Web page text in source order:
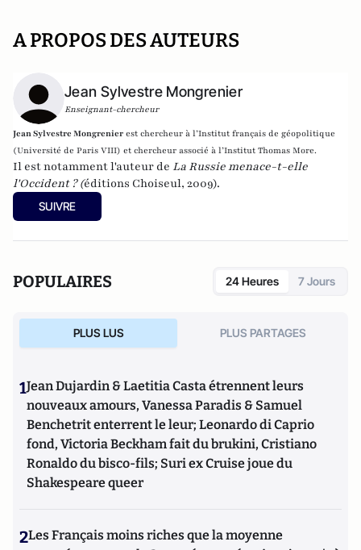
A PROPOS DES AUTEURS
Jean Sylvestre Mongrenier
Enseignant-chercheur
Jean Sylvestre Mongrenier est chercheur à l’Institut français de géopolitique
(Université de Paris VIII) et chercheur associé à l’Institut Thomas More.
Il est notamment l'auteur de La Russie menace-t-elle
l'Occident ?(éditions Choiseul, 2009).
SUIVRE
POPULAIRES 24 Heures 7 Jours
PLUS LUS PLUS PARTAGES
1Jean Dujardin & Laetitia Casta étrennent leurs
nouveaux amours, Vanessa Paradis & Samuel
Benchetrit enterrent le leur; Leonardo di Caprio
fond, Victoria Beckham fait du brukini, Cristiano
Ronaldo du bisco-fils; Suri ex Cruise joue du
Shakespeare queer
2Les Français moins riches que la moyenne